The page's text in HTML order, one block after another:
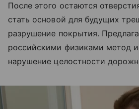
После этого остаются
стать основой для будущих
разрушение покрытия.
российскими физиками метод
нарушение целостности